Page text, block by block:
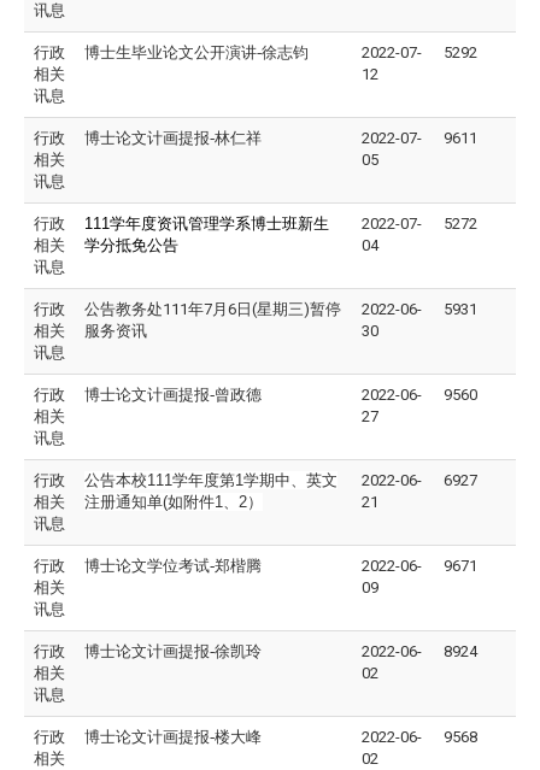
讯息
行政
相关
讯息
博士生毕业论文公开演讲-徐志钧
2022-07-
12
5292
行政
相关
讯息
博士论文计画提报-林仁祥
2022-07-
05
9611
行政
相关
讯息
111学年度资讯管理学系博士班新生
学分抵免公告
2022-07-
04
5272
行政
相关
讯息
公告教务处111年7月6日(星期三)暂停
服务资讯
2022-06-
30
5931
行政
相关
讯息
博士论文计画提报-曾政德
2022-06-
27
9560
行政
相关
讯息
公告本校111学年度第1学期中、英文
注册通知单(如附件1、2）
2022-06-
21
6927
行政
相关
讯息
博士论文学位考试-郑楷腾
2022-06-
09
9671
行政
相关
讯息
博士论文计画提报-徐凯玲
2022-06-
02
8924
行政
相关
博士论文计画提报-楼大峰
2022-06-
02
9568